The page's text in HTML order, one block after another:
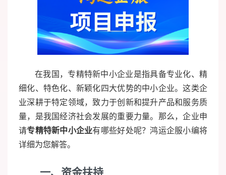
在我国，专精特新中小企业是指具备专业化、精
细化、特色化、新颖化四大优势的中小企业。这类企
业深耕于特定领域，致力于创新和提升产品和服务质
量，是我国经济社会发展的重要力量。那么，企业申
请专精特新中小企业有哪些好处呢？鸿运企服小编将
详细为您解答。
一、资金扶持